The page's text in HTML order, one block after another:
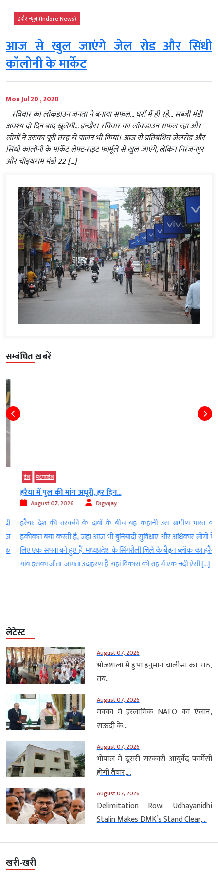
इंदौर न्यूज़ (Indore News)
आज से खुल जाएंगे जेल रोड और सिंधी
कॉलोनी के मार्केट
Mon Jul 20 , 2020
– रविवार का लॉकडाउन जनता ने बनाया सफल… घरों में ही रहे… सब्जी मंडी
अवश्य दो दिन बाद खुलेगी… इन्दौर। रविवार का लॉकडाउन सफल रहा और
लोगों ने उसका पूरी तरह से पालन भी किया। आज से प्रतिबंधित जेलरोड और
सिंधी कालोनी के मार्केट लेफ्ट-राइट फार्मूले से खुल जाएंगे, लेकिन निरंजनपुर
और चोइथराम मंडी 22 […]
सम्बंधित ख़बरें
मध्‍यप्रदेश
हरैया में पुल की मांग अधूरी, हर दिन...
August 07, 2026 Digvijay
हरैया: देश की तरक्की के दावों के बीच यह कहानी उस ग्रामीण भारत की
हकीकत बयां करती है, जहां आज भी बुनियादी सुविधाएं और अधिकार लोगों के
लिए एक सपना बने हुए हैं. मध्यप्रदेश के सिंगरौली जिले के बैढ़न ब्लॉक का हरैया
गांव इसका जीता-जागता उदाहरण है. यहां विकास की राह में एक नदी ऐसी […]
लेटेस्ट
August 07, 2026
भोजशाला में हुआ हनुमान चालीसा का पाठ,
तय...
August 07, 2026
मक्का में इस्लामिक NATO का ऐलान,
सऊदी के...
August 07, 2026
भोपाल में दूसरी सरकारी आयुर्वेद फार्मेसी
होगी तैयार,...
August 07, 2026
Delimitation Row: Udhayanidhi
Stalin Makes DMK’s Stand Clear,...
खरी-खरी